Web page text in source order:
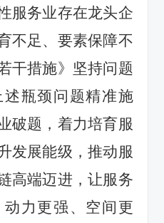
服务业存在龙头企
不足、要素保障不
若干措施》坚持问题
瓶颈问题精准施
破题，着力培育服
发展能级，推动服
高端迈进，让服务
力更强、空间更